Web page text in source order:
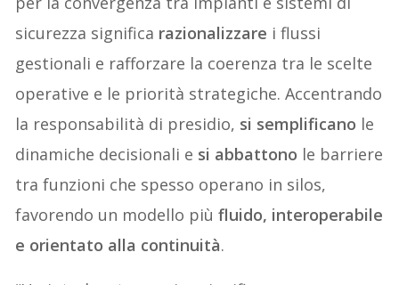
sicurezza significa razionalizzare i flussi
gestionali e rafforzare la coerenza tra le scelte
operative e le priorità strategiche. Accentrando
la responsabilità di presidio, si semplificano le
dinamiche decisionali e si abbattono le barriere
tra funzioni che spesso operano in silos,
favorendo un modello più fluido, interoperabile
e orientato alla continuità.